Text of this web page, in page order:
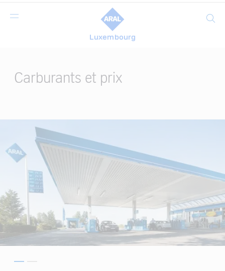
Luxembourg
Search
Carburants et prix